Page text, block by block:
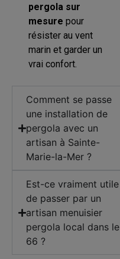
pergola sur
mesure pour
résister au vent
marin et garder un
vrai confort.
Comment se passe
une installation de
pergola avec un
artisan à Sainte-
Marie-la-Mer ?
Est-ce vraiment utile
de passer par un
artisan menuisier
pergola local dans le
66 ?